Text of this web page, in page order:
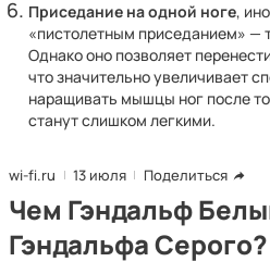
Приседание на одной ноге,
«пистолетным приседанием» —
Однако оно позволяет
что значительно увеличивает
наращивать мышцы ног после
станут слишком легкими.
wi-fi.ru 13 июля Поделиться
Чем Гэндальф
Гэндальфа Серого?